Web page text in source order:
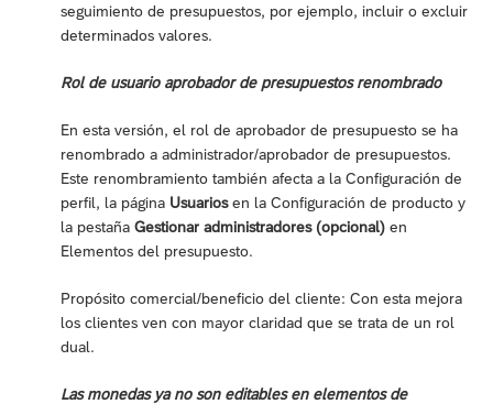
seguimiento de presupuestos, por ejemplo, incluir o excluir
determinados valores.
Rol de usuario aprobador de presupuestos renombrado
En esta versión, el rol de aprobador de presupuesto se ha
renombrado a administrador/aprobador de presupuestos.
Este renombramiento también afecta a la Configuración de
perfil, la página Usuariosen la Configuración de producto y
la pestaña Gestionar administradores (opcional) en
Elementos del presupuesto.
Propósito comercial/beneficio del cliente: Con esta mejora
los clientes ven con mayor claridad que se trata de un rol
dual.
Las monedas ya no son editables en elementos de